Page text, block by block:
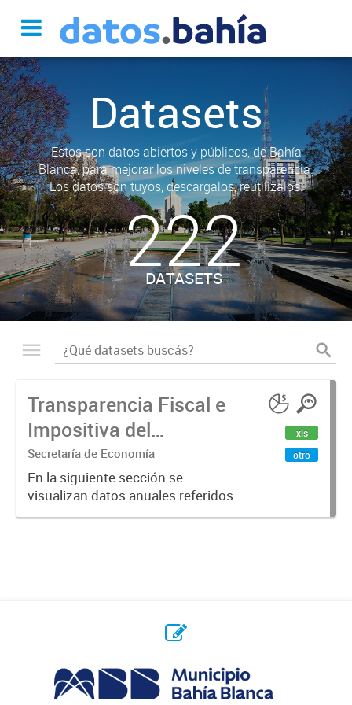
Datasets
Estos son datos abiertos y públicos, de Bahía
Blanca, para mejorar los niveles de transparencia.
Los datos son tuyos, descargalos, reutilizalos.
222
DATASETS
Transparencia Fiscal e
Impositiva del
Municipio. Año 2023
Secretaría de Economía
En la siguiente sección se
visualizan datos anuales referidos a
la transparencia fiscal e impositiva
xls
otro